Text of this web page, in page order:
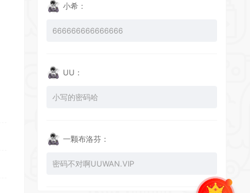
小希：
666666666666666
UU：
小写的密码哈
一颗布洛芬：
密码不对啊UUWAN.VIP